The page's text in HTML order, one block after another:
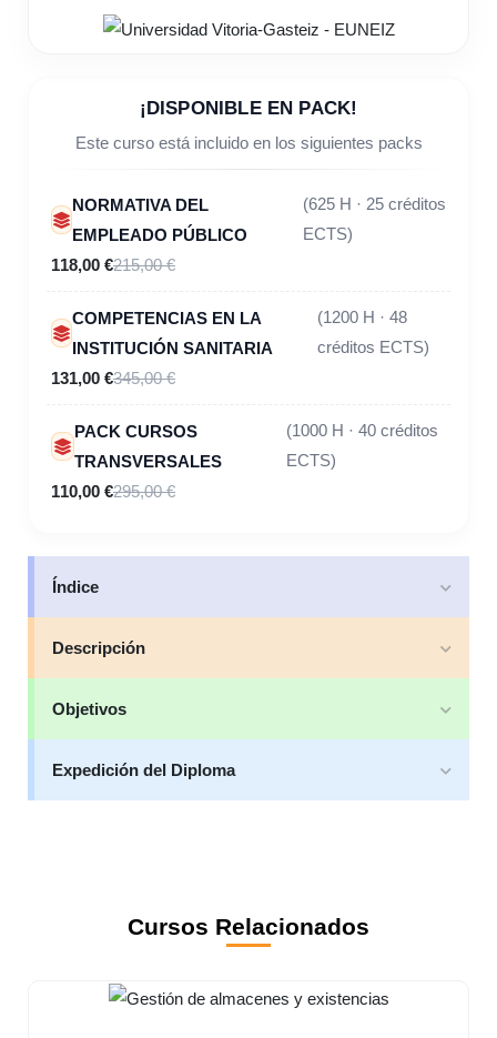
¡DISPONIBLE EN PACK!
Este curso está incluido en los siguientes packs
NORMATIVA DEL
EMPLEADO PÚBLICO
(625 H · 25 créditos
ECTS)
118,00 €215,00 €
COMPETENCIAS EN LA
INSTITUCIÓN SANITARIA
(1200 H · 48
créditos ECTS)
131,00 €345,00 €
PACK CURSOS
TRANSVERSALES
(1000 H · 40 créditos
ECTS)
110,00 €295,00 €
Índice
Descripción
Objetivos
Expedición del Diploma
Cursos Relacionados